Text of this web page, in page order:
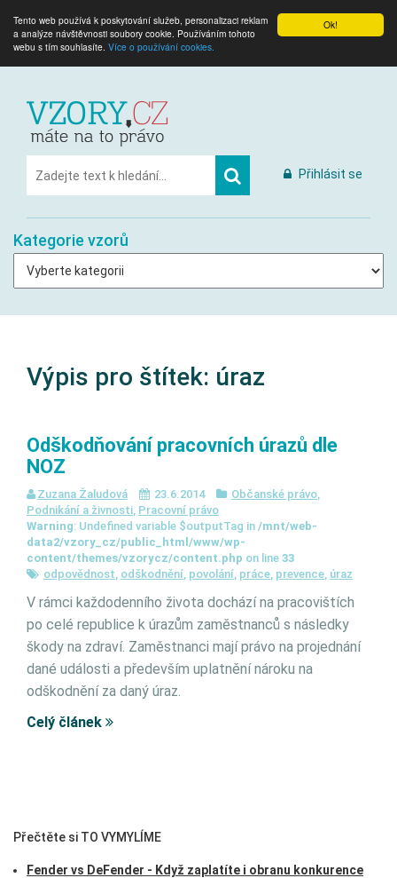
Ok!
Tento web používá k poskytování služeb, personalizaci reklam
a analýze návštěvnosti soubory cookie. Používáním tohoto
webu s tím souhlasíte. Více o používání cookies.
Přihlásit se
Kategorie vzorů
Výpis pro štítek: úraz
Odškodňování pracovních úrazů dle
NOZ
Zuzana Žaludová 23.6.2014 Občanské právo,
Podnikání a živnosti, Pracovní právo
Warning: Undefined variable $outputTag in /mnt/web-
data2/vzory_cz/public_html/www/wp-
content/themes/vzorycz/content.php on line 33
odpovědnost, odškodnění, povolání, práce, prevence, úraz
V rámci každodenního života dochází na pracovištích
po celé republice k úrazům zaměstnanců s následky
škody na zdraví. Zaměstnanci mají právo na projednání
dané události a především uplatnění nároku na
odškodnění za daný úraz.
Celý článek
Přečtěte si TO VYMYLÍME
Fender vs DeFender - Když zaplatíte i obranu konkurence